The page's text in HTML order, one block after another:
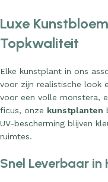
Luxe
Topkwaliteit
Elke kunstplant in ons
voor zijn realistische look
voor een volle monstera,
ficus, onze kunstplanten
UV-bescherming blijven
ruimtes.
Snel Leverbaar in